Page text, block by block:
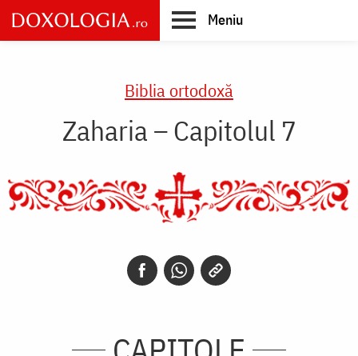
Skip
to
main
Meniu
Biblia ortodoxă
Zaharia – Capitolul 7